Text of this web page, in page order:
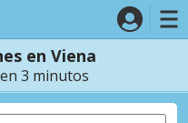
en Viena
3 minutos